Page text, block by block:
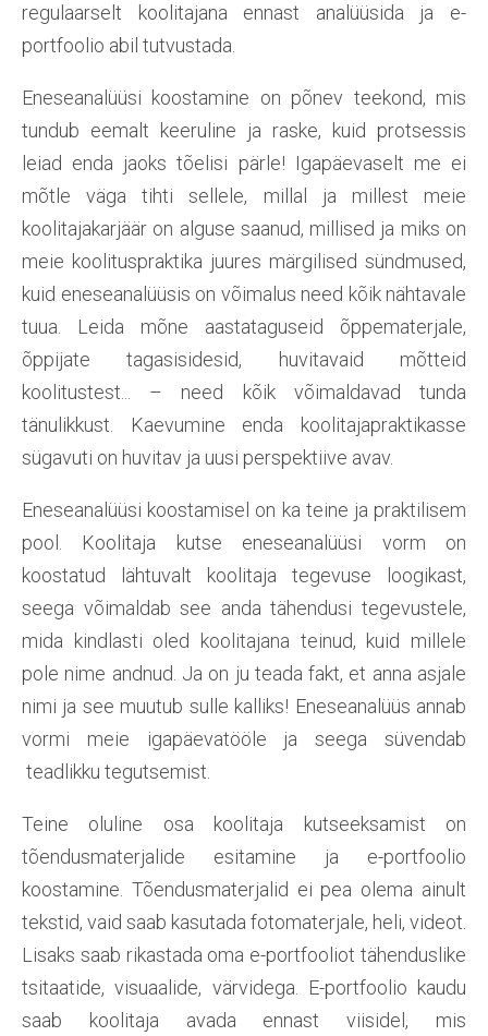
regulaarselt koolitajana ennast analüüsida ja e-
portfoolio abil tutvustada.
Eneseanalüüsi koostamine on põnev teekond, mis
tundub eemalt keeruline ja raske, kuid protsessis
leiad enda jaoks tõelisi pärle! Igapäevaselt me ei
mõtle väga tihti sellele, millal ja millest meie
koolitajakarjäär on alguse saanud, millised ja miks on
meie koolituspraktika juures märgilised sündmused,
kuid eneseanalüüsis on võimalus need kõik nähtavale
tuua. Leida mõne aastataguseid õppematerjale,
õppijate tagasisidesid, huvitavaid mõtteid
koolitustest... – need kõik võimaldavad tunda
tänulikkust. Kaevumine enda koolitajapraktikasse
sügavuti on huvitav ja uusi perspektiive avav.
Eneseanalüüsi koostamisel on ka teine ja praktilisem
pool. Koolitaja kutse eneseanalüüsi vorm on
koostatud lähtuvalt koolitaja tegevuse loogikast,
seega võimaldab see anda tähendusi tegevustele,
mida kindlasti oled koolitajana teinud, kuid millele
pole nime andnud. Ja on ju teada fakt, et anna asjale
nimi ja see muutub sulle kalliks! Eneseanalüüs annab
vormi meie igapäevatööle ja seega süvendab
teadlikku tegutsemist.
Teine oluline osa koolitaja kutseeksamist on
tõendusmaterjalide esitamine ja e-portfoolio
koostamine. Tõendusmaterjalid ei pea olema ainult
tekstid, vaid saab kasutada fotomaterjale, heli, videot.
Lisaks saab rikastada oma e-portfooliot tähenduslike
tsitaatide, visuaalide, värvidega. E-portfoolio kaudu
saab koolitaja avada ennast viisidel, mis